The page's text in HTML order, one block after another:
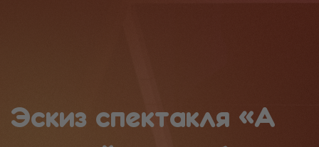
Эскиз спектакля «А